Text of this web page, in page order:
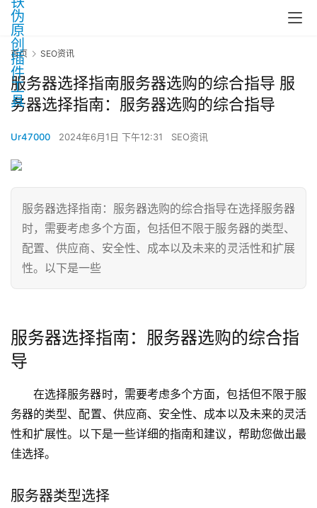
首页 SEO资讯
服务器选择指南服务器选购的综合指导 服
务器选择指南：服务器选购的综合指导
Ur47000 2024年6月1日 下午12:31 SEO资讯
服务器选择指南：服务器选购的综合指导在选择服务器
时，需要考虑多个方面，包括但不限于服务器的类型、
配置、供应商、安全性、成本以及未来的灵活性和扩展
性。以下是一些
服务器选择指南：服务器选购的综合指
导
在选择服务器时，需要考虑多个方面，包括但不限于服
务器的类型、配置、供应商、安全性、成本以及未来的灵活
性和扩展性。以下是一些详细的指南和建议，帮助您做出最
佳选择。
服务器类型选择